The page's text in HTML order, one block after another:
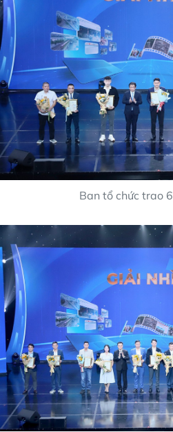
Ban tổ chức trao